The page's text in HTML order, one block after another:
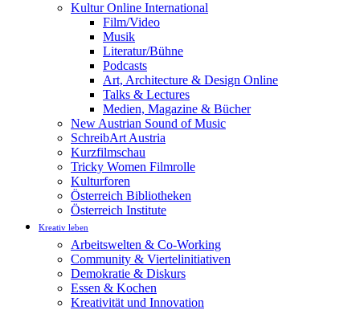
Kultur Online International
Film/Video
Musik
Literatur/Bühne
Podcasts
Art, Architecture & Design Online
Talks & Lectures
Medien, Magazine & Bücher
New Austrian Sound of Music
SchreibArt Austria
Kurzfilmschau
Tricky Women Filmrolle
Kulturforen
Österreich Bibliotheken
Österreich Institute
Kreativ leben
Arbeitswelten & Co-Working
Community & Viertelinitiativen
Demokratie & Diskurs
Essen & Kochen
Kreativität und Innovation